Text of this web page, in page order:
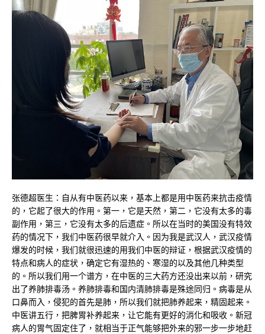
张德超医生：自从有中医药以来，基本上都是用中医药来抗击疫情
的，它起了很大的作用。第一，它是天然，第二，它没有太多的毒
副作用，第三，它没有太多的后遗症。所以在当时的美国没有特效
药的情况下，我们中医药很早就介入。因为我是武汉人，武汉疫情
爆发的时候，我们就很迅速的用我们中医的辩证，根据武汉疫情的
特点和病人的症状，确定它有湿热的、寒湿的以及其他几种类型
的。所以我们用一个谱方，在中医的三大药方还没出来以前，研究
出了养肺排毒汤。养肺排毒和国内清肺排毒是殊途同归。病毒是从
口鼻而入，侵犯的首先是肺，所以我们就把肺养起来，精固起来。
中医讲五行，把脾胃补养起来，让它能有更好的消化和吸收。新冠
病人的胃气固定住了，就相当于正气能够把外来的邪一步一步地赶